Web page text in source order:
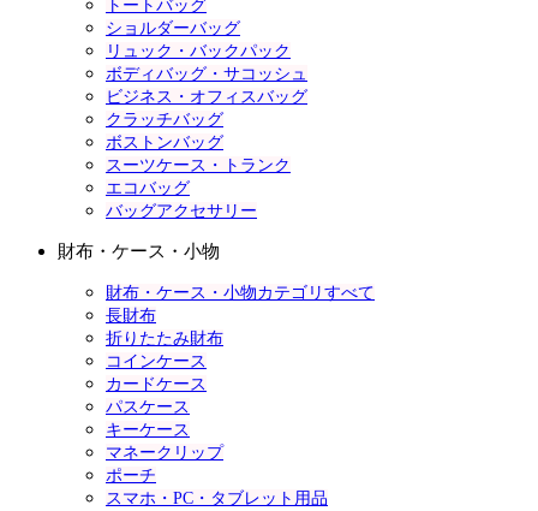
トートバッグ
ショルダーバッグ
リュック・バックパック
ボディバッグ・サコッシュ
ビジネス・オフィスバッグ
クラッチバッグ
ボストンバッグ
スーツケース・トランク
エコバッグ
バッグアクセサリー
財布・ケース・小物
財布・ケース・小物カテゴリすべて
長財布
折りたたみ財布
コインケース
カードケース
パスケース
キーケース
マネークリップ
ポーチ
スマホ・PC・タブレット用品